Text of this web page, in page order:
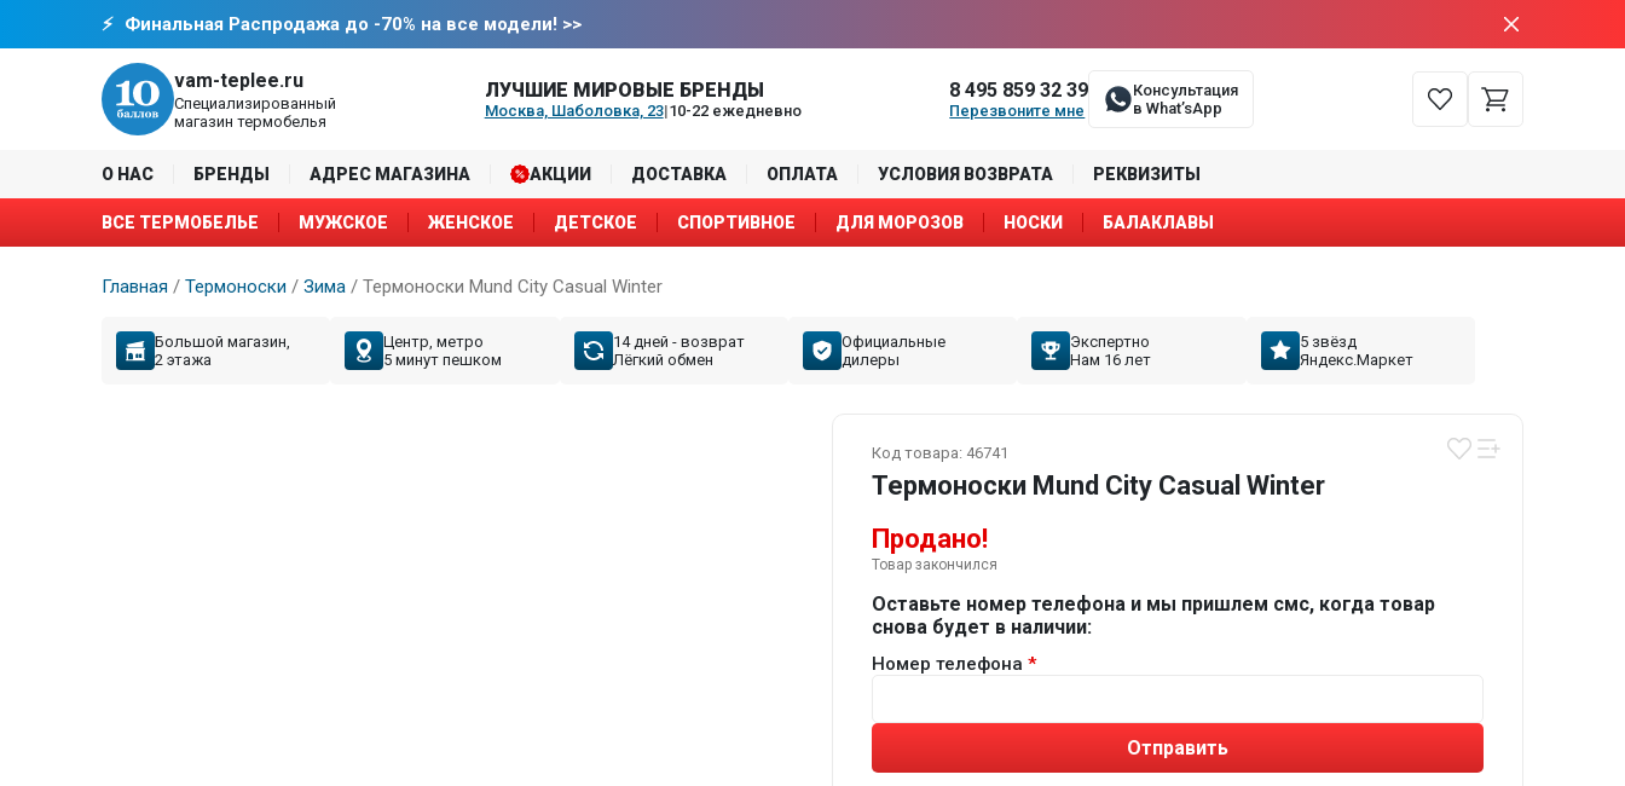
Финальная Распродажа до -70% на все модели! >>
vam-teplee.ru
Специализированный
магазин термобелья
ЛУЧШИЕ МИРОВЫЕ БРЕНДЫ
Москва, Шаболовка, 23|10-22 ежедневно
8 495 859 32 39
Перезвоните мне
Консультация
в What’sApp
О НАС БРЕНДЫ АДРЕС МАГАЗИНА АКЦИИ ДОСТАВКА ОПЛАТА УСЛОВИЯ ВОЗВРАТА РЕКВИЗИТЫ
ВСЕ ТЕРМОБЕЛЬЕ МУЖСКОЕ ЖЕНСКОЕ ДЕТСКОЕ СПОРТИВНОЕ ДЛЯ МОРОЗОВ НОСКИ БАЛАКЛАВЫ
Главная / Термоноски / Зима / Термоноски Mund City Casual Winter
Большой магазин,
2 этажа
Центр, метро
5 минут пешком
14 дней - возврат
Лёгкий обмен
Официальные
дилеры
Экспертно
Нам 16 лет
5 звёзд
Яндекс.Маркет
Код товара: 46741
Термоноски Mund City Casual Winter
Продано!
Товар закончился
Оставьте номер телефона и мы пришлем смс, когда товар
снова будет в наличии:
Номер телефона
Отправить